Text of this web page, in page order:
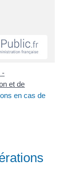
-
et de
en cas de